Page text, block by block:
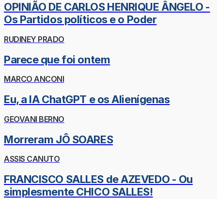
OPINIÃO DE CARLOS HENRIQUE ÂNGELO -
Os Partidos políticos e o Poder
RUDINEY PRADO
Parece que foi ontem
MARCO ANCONI
Eu, a IA ChatGPT e os Alienígenas
GEOVANI BERNO
Morreram JÔ SOARES
ASSIS CANUTO
FRANCISCO SALLES de AZEVEDO - Ou
simplesmente CHICO SALLES!